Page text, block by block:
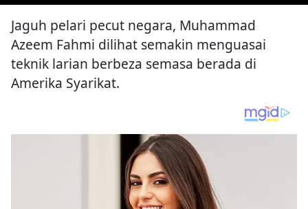
Jaguh pelari pecut negara, Muhammad
Azeem Fahmi dilihat semakin menguasai
teknik larian berbeza semasa berada di
Amerika Syarikat.